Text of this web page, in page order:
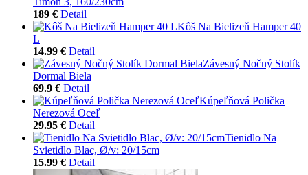
189 € Detail
Kôš Na Bielizeň Hamper 40
L
14.99 € Detail
Závesný Nočný Stolík
Dormal Biela
69.9 € Detail
Kúpeľňová Polička
Nerezová Oceľ
29.95 € Detail
Tienidlo Na
Svietidlo Blac, Ø/v: 20/15cm
15.99 € Detail